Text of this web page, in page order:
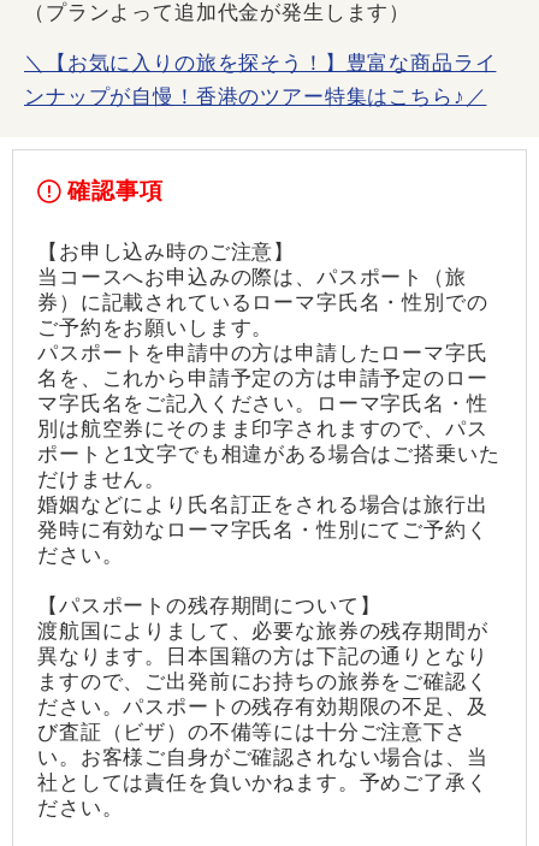
（プランよって追加代金が発生します）
＼【お気に入りの旅を探そう！】豊富な商品ライ
ンナップが自慢！香港のツアー特集はこちら♪／
確認事項
【お申し込み時のご注意】
当コースへお申込みの際は、パスポート（旅
券）に記載されているローマ字氏名・性別での
ご予約をお願いします。
パスポートを申請中の方は申請したローマ字氏
名を、これから申請予定の方は申請予定のロー
マ字氏名をご記入ください。ローマ字氏名・性
別は航空券にそのまま印字されますので、パス
ポートと1文字でも相違がある場合はご搭乗いた
だけません。
婚姻などにより氏名訂正をされる場合は旅行出
発時に有効なローマ字氏名・性別にてご予約く
ださい。
【パスポートの残存期間について】
渡航国によりまして、必要な旅券の残存期間が
異なります。日本国籍の方は下記の通りとなり
ますので、ご出発前にお持ちの旅券をご確認く
ださい。パスポートの残存有効期限の不足、及
び査証（ビザ）の不備等には十分ご注意下さ
い。お客様ご自身がご確認されない場合は、当
社としては責任を負いかねます。予めご了承く
ださい。